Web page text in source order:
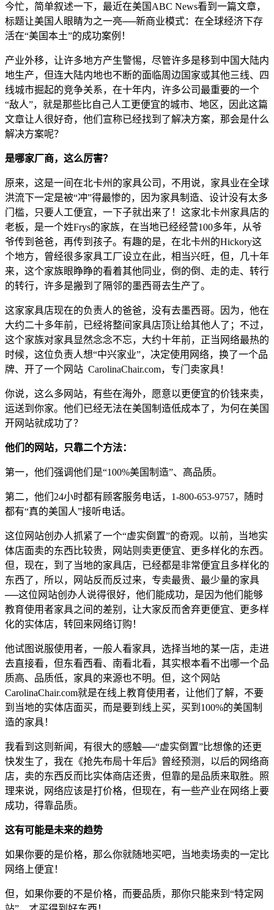
今忙，简单叙述一下，最近在美国ABC News看到一篇文章，
标题让美国人眼睛为之一亮──新商业模式：在全球经济下存
活在“美国本土”的成功案例！
产业外移，让许多地方产生警惕，尽管许多是移到中国大陆内
地生产，但连大陆内地也不断的面临周边国家或其他三线、四
线城市掘起的竞争关系，在十年内，许多公司最重要的一个
“敌人”，就是那些比自己人工更便宜的城市、地区，因此这篇
文章让人很好奇，他们宣称已经找到了解决方案，那会是什么
解决方案呢？
是哪家厂商，这么厉害？
原来，这是一间在北卡州的家具公司，不用说，家具业在全球
洪流下一定是被“冲”得最惨的，因为家具制造、设计没有太多
门槛，只要人工便宜，一下子就出来了！这家北卡州家具店的
老板，是一个姓Frys的家族，在当地已经经营100多年，从爷
爷传到爸爸，再传到孩子。有趣的是，在北卡州的Hickory这
个地方，曾经很多家具工厂设立在此，相当兴旺，但，几十年
来，这个家族眼睁睁的看着其他同业，倒的倒、走的走、转行
的转行，许多是搬到了隔邻的墨西哥去生产了。
这家家具店现在的负责人的爸爸，没有去墨西哥。因为，他在
大约二十多年前，已经将整间家具店顶让给其他人了；不过，
这个家族对家具显然念念不忘，大约十年前，正当网络最热的
时候，这位负责人想“中兴家业”，决定使用网络，换了一个品
牌、开了一个网站 CarolinaChair.com，专门卖家具！
你说，这么多网站，有些在海外，愿意以更便宜的价钱来卖，
运送到你家。他们已经无法在美国制造低成本了，为何在美国
开网站就成功了？
他们的网站，只靠二个方法：
第一，他们强调他们是“100%美国制造”、高品质。
第二，他们24小时都有顾客服务电话，1-800-653-9757，随时
都有“真的美国人”接听电话。
这位网站创办人抓紧了一个“虚实倒置”的奇观。以前，当地实
体店面卖的东西比较贵，网站则卖更便宜、更多样化的东西。
但，现在，到了当地的家具店，已经都是非常便宜且多样化的
东西了，所以，网站反而反过来，专卖最贵、最少量的家具
──这位网站创办人说得很好，他们能成功，是因为他们能够
教育使用者家具之间的差别，让大家反而舍弃更便宜、更多样
化的实体店，转回来网络订购！
他试图说服使用者，一般人看家具，选择当地的某一店，走进
去直接看，但东看西看、南看北看，其实根本看不出哪一个品
质高、品质低，家具的来源也不明。但，这个网站
CarolinaChair.com就是在线上教育使用者，让他们了解，不要
到当地的实体店面买，而是要到线上买，买到100%的美国制
造的家具！
我看到这则新闻，有很大的感触──“虚实倒置”比想像的还更
快发生了，我在《抢先布局十年后》曾经预测，以后的网络商
店，卖的东西反而比实体商店还贵，但靠的是品质来取胜。照
理来说，网络应该是打价格，但现在，有一些产业在网络上要
成功，得靠品质。
这有可能是未来的趋势
如果你要的是价格，那么你就随地买吧，当地卖场卖的一定比
网络上便宜！
但，如果你要的不是价格，而要品质，那你只能来到“特定网